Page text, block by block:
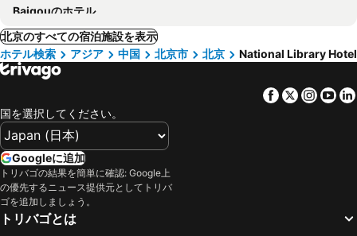
Baigouのホテル
北京のすべての宿泊施設を表示
ホテル検索
アジア 中国 北京市 北京 National Library Hotel
Facebook
Twitter
国を選択してください。
Googleに追加
トリバゴの結果を簡単に確認: Google上
の優先するニュース提供元としてトリバ
ゴを追加しましょう。
トリバゴとは